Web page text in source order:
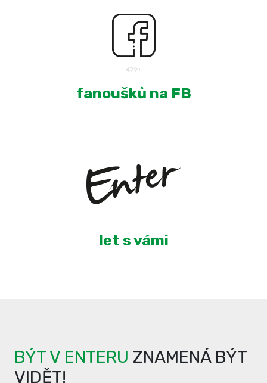
1,874
fanoušků na FB
let s vámi
BÝT V ENTERU ZNAMENÁ BÝT
VIDĚT!